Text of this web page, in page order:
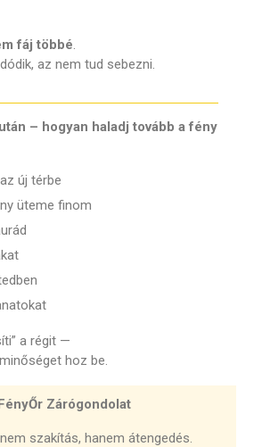
fáj többé.
az nem tud sebezni.
– hogyan haladj tovább a fény
új térbe
üteme finom
a régit —
hoz be.
Zárógondolat
szakítás, hanem átengedés.